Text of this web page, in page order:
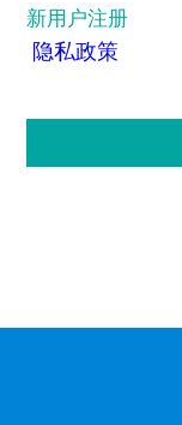
新用户注册
隐私政策